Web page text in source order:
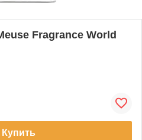
Fragrance World
Купить